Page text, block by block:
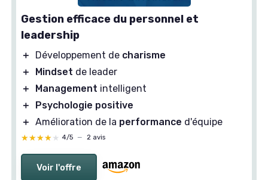
Gestion efficace du personnel et
leadership
＋ Développement de charisme
＋
Mindset de leader
＋
Management intelligent
＋
Psychologie positive
＋ Amélioration de la performance d'équipe
★★★★★
★★★★★ 4/5 — 2 avis
Voir l'offre